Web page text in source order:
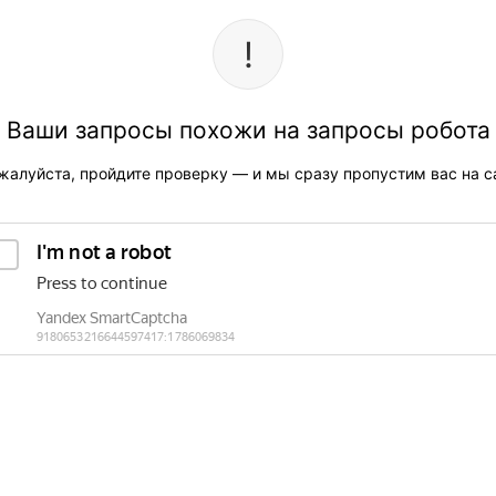
Ваши запросы похожи на запросы робота
пройдите проверку — и мы сразу пропустим вас на